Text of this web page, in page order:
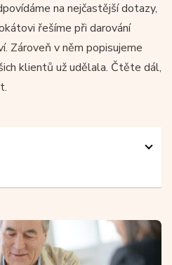
na nejčastější dotazy,
řešíme při darování
Zároveň v něm popisujeme
klientů už udělala. Čtěte dál,